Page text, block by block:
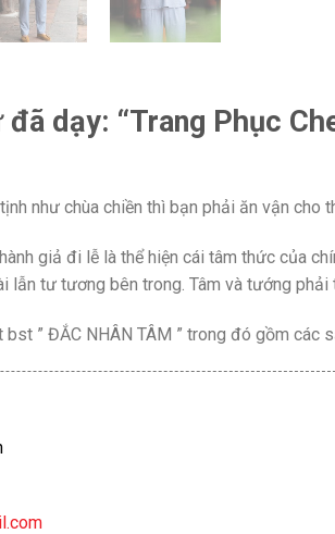
đã dạy: “Trang Phục
như chùa chiền thì bạn phải ăn vận
giả đi lễ là thể hiện cái tâm thức của
lẫn tư tương bên trong. Tâm và tướng phải
” ĐẮC NHÂN TÂM ” trong đó gồm các